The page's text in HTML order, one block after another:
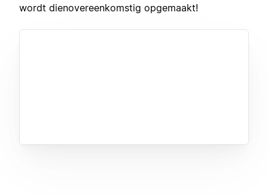
wordt dienovereenkomstig opgemaakt!